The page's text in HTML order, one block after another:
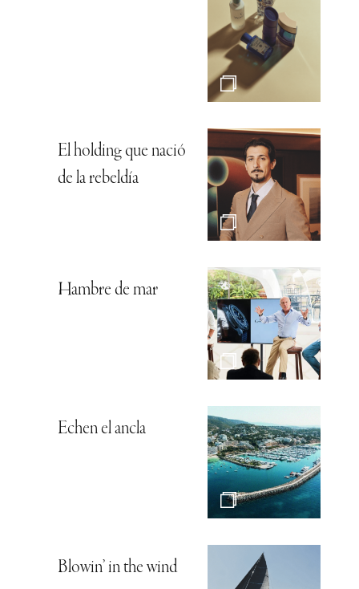
El holding que nació
de la rebeldía
Hambre de mar
Echen el ancla
Blowin’ in the wind